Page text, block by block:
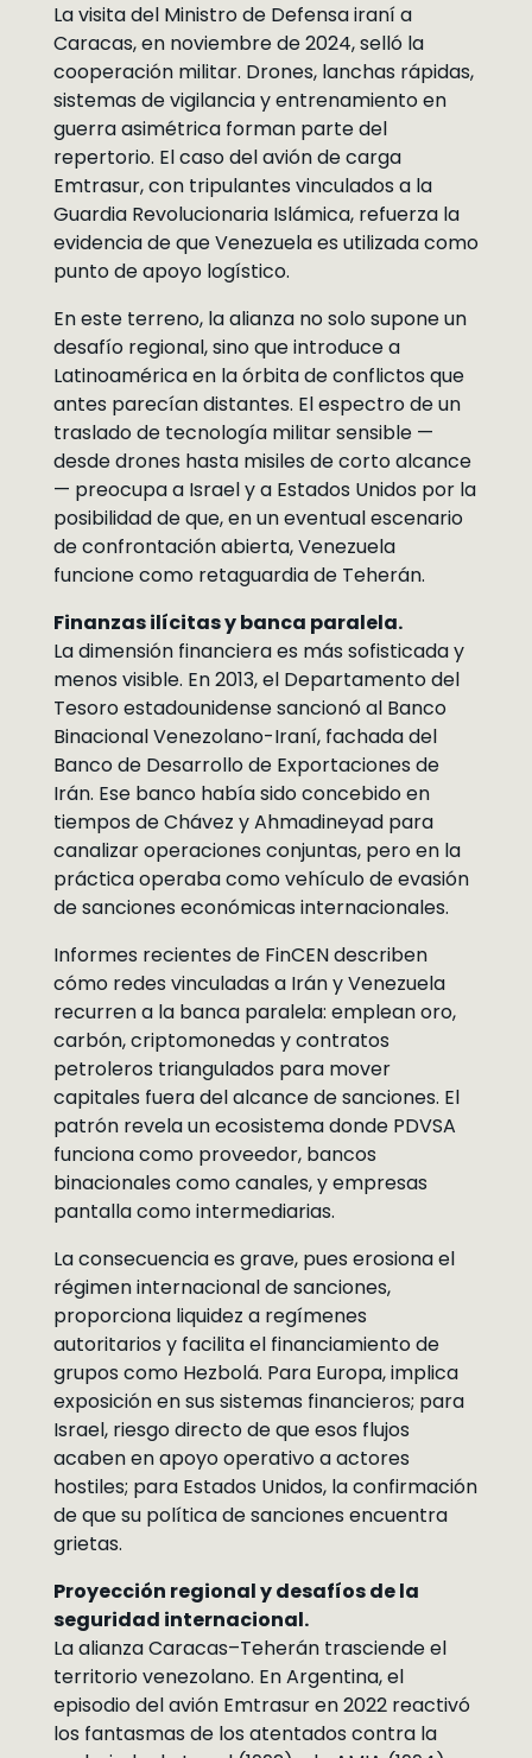
La visita del Ministro de Defensa iraní a
Caracas, en noviembre de 2024, selló la
cooperación militar. Drones, lanchas rápidas,
sistemas de vigilancia y entrenamiento en
guerra asimétrica forman parte del
repertorio. El caso del avión de carga
Emtrasur, con tripulantes vinculados a la
Guardia Revolucionaria Islámica, refuerza la
evidencia de que Venezuela es utilizada como
punto de apoyo logístico.
En este terreno, la alianza no solo supone un
desafío regional, sino que introduce a
Latinoamérica en la órbita de conflictos que
antes parecían distantes. El espectro de un
traslado de tecnología militar sensible —
desde drones hasta misiles de corto alcance
— preocupa a Israel y a Estados Unidos por la
posibilidad de que, en un eventual escenario
de confrontación abierta, Venezuela
funcione como retaguardia de Teherán.
Finanzas ilícitas y banca paralela.
La dimensión financiera es más sofisticada y
menos visible. En 2013, el Departamento del
Tesoro estadounidense sancionó al Banco
Binacional Venezolano-Iraní, fachada del
Banco de Desarrollo de Exportaciones de
Irán. Ese banco había sido concebido en
tiempos de Chávez y Ahmadineyad para
canalizar operaciones conjuntas, pero en la
práctica operaba como vehículo de evasión
de sanciones económicas internacionales.
Informes recientes de FinCEN describen
cómo redes vinculadas a Irán y Venezuela
recurren a la banca paralela: emplean oro,
carbón, criptomonedas y contratos
petroleros triangulados para mover
capitales fuera del alcance de sanciones. El
patrón revela un ecosistema donde PDVSA
funciona como proveedor, bancos
binacionales como canales, y empresas
pantalla como intermediarias.
La consecuencia es grave, pues erosiona el
régimen internacional de sanciones,
proporciona liquidez a regímenes
autoritarios y facilita el financiamiento de
grupos como Hezbolá. Para Europa, implica
exposición en sus sistemas financieros; para
Israel, riesgo directo de que esos flujos
acaben en apoyo operativo a actores
hostiles; para Estados Unidos, la confirmación
de que su política de sanciones encuentra
grietas.
Proyección regional y desafíos de la
seguridad internacional.
La alianza Caracas–Teherán trasciende el
territorio venezolano. En Argentina, el
episodio del avión Emtrasur en 2022 reactivó
los fantasmas de los atentados contra la